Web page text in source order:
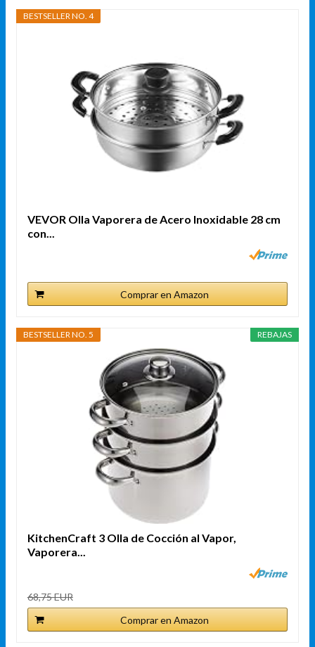
BESTSELLER NO. 4
VEVOR Olla Vaporera de Acero Inoxidable 28 cm
con...
Comprar en Amazon
REBAJAS
BESTSELLER NO. 5
KitchenCraft 3 Olla de Cocción al Vapor,
Vaporera...
68,75 EUR
Comprar en Amazon